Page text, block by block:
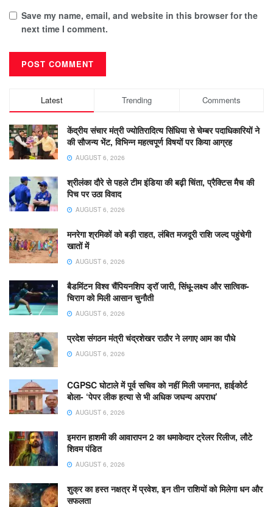
Save my name, email, and website in this browser for the
next time I comment.
Latest Trending Comments
केंद्रीय संचार मंत्री ज्योतिरादित्य सिंधिया से चेम्बर पदाधिकारियों ने
की सौजन्य भेंट, विभिन्न महत्वपूर्ण विषयों पर किया आग्रह
AUGUST 6, 2026
श्रीलंका दौरे से पहले टीम इंडिया की बढ़ी चिंता, प्रैक्टिस मैच की
पिच पर उठा विवाद
AUGUST 6, 2026
मनरेगा श्रमिकों को बड़ी राहत, लंबित मजदूरी राशि जल्द पहुंचेगी
खातों में
AUGUST 6, 2026
बैडमिंटन विश्व चैंपियनशिप ड्रॉ जारी, सिंधू-लक्ष्य और सात्विक-
चिराग को मिली आसान चुनौती
AUGUST 6, 2026
प्रदेश संगठन मंत्री चंद्रशेखर राठौर ने लगाए आम का पौधे
AUGUST 6, 2026
CGPSC घोटाले में पूर्व सचिव को नहीं मिली जमानत, हाईकोर्ट
बोला- ‘पेपर लीक हत्या से भी अधिक जघन्य अपराध’
AUGUST 6, 2026
इमरान हाशमी की आवारापन 2 का धमाकेदार ट्रेलर रिलीज, लौटे
शिवम पंडित
AUGUST 6, 2026
शुक्र का हस्त नक्षत्र में प्रवेश, इन तीन राशियों को मिलेगा धन और
सफलता